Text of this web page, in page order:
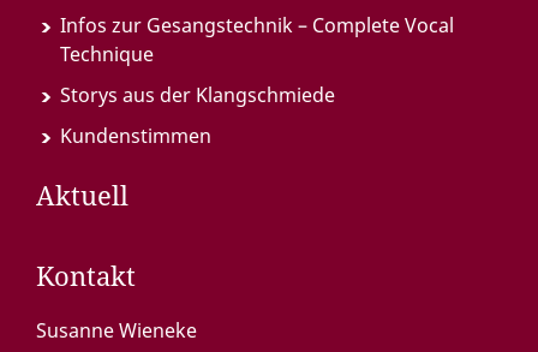
Infos zur Gesangstechnik – Complete Vocal
Technique
Storys aus der Klangschmiede
Kundenstimmen
Aktuell
Kontakt
Susanne Wieneke